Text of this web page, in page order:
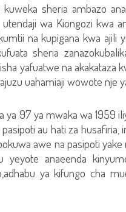
kuweka sheria ambazo
wa Kiongozi kwa
na kupigana kwa ajili
sheria
yafuatwe na akakataza
uahamiaji wowote nje
ya 97 ya mwaka wa 1959
au hati za
awe na pasipoti
yeyote anaeenda
ya kifungo cha